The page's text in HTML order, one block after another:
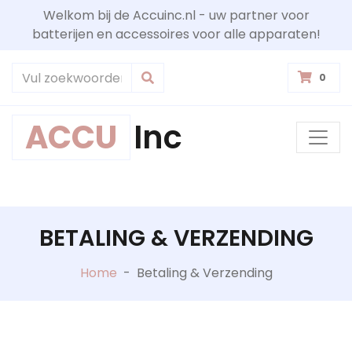
Welkom bij de Accuinc.nl - uw partner voor
batterijen en accessoires voor alle apparaten!
0
ACCU Inc
BETALING & VERZENDING
Home - Betaling & Verzending